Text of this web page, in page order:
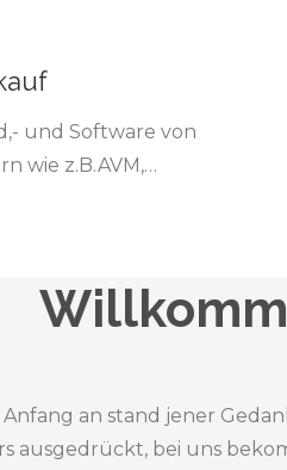
und Software von
wie z.B.AVM,…
an stand jener
ausgedrückt, bei uns